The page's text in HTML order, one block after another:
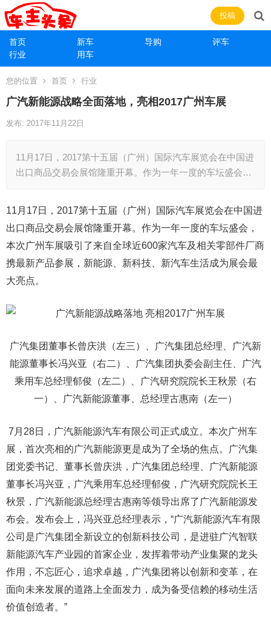
首页 新车 导购
评车
行业
用车
投稿
您的位置 首页 行业
广汽新能源战略全面落地，亮相2017广州车展
发布: 2017年11月22日
11月17日，2017第十五届（广州）国际汽车展览会在中国进
出口商品交易会展馆隆重开幕。作为一年一度的车坛盛会…
11月17日，2017第十五届（广州）国际汽车展览会在中国进
出口商品交易会展馆隆重开幕。作为一年一度的车坛盛会，
本次广州车展吸引了来自全球近600家汽车及相关零部件厂商
携最新产品参展，新能源、新科技、新汽车生活成为展会最
大亮点。
广汽集团董事长曾庆洪（左三）、广汽集团总经理、广汽新
能源董事长冯兴亚（右二）、广汽集团执委会副主任、广汽
乘用车总经理郁俊（左二）、广汽研究院院长王秋景（右
一）、广汽新能源董事、总经理古惠南（左一）
7月28日，广汽新能源汽车有限公司正式成立。本次广州车
展，首次亮相的广汽新能源更是成为了全场的焦点。广汽集
团党委书记、董事长曾庆洪，广汽集团总经理、广汽新能源
董事长冯兴亚，广汽乘用车总经理郁俊，广汽研究院院长王
秋景，广汽新能源总经理古惠南等领导出席了广汽新能源发
布会。发布会上，冯兴亚总经理表示，“广汽新能源汽车有限
公司是广汽集团全新设立的创新科技公司，是进驻广汽智联
新能源汽车产业园的首家企业，发挥着带动产业集聚的龙头
作用，不忘匠心，追求卓越，广汽集团将以创新和变革，在
面向未来发展的道路上全面发力，成为备受信赖的移动生活
价值创造者。”